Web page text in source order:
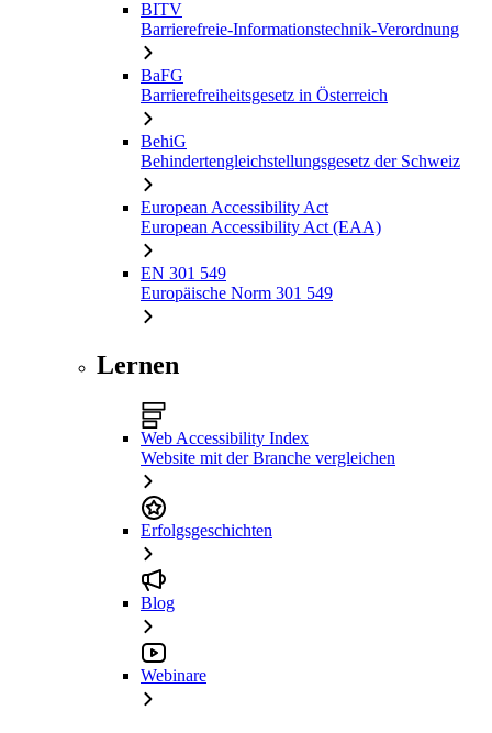
BITV
Barrierefreie-Informationstechnik-Verordnung
BaFG
Barrierefreiheitsgesetz in Österreich
BehiG
Behindertengleichstellungsgesetz der Schweiz
European Accessibility Act
European Accessibility Act (EAA)
EN 301 549
Europäische Norm 301 549
Lernen
Web Accessibility Index
Website mit der Branche vergleichen
Erfolgsgeschichten
Blog
Webinare